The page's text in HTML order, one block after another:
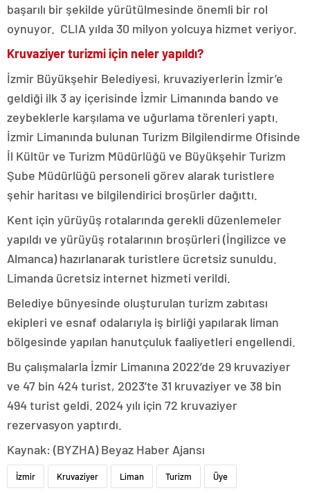
başarılı bir şekilde yürütülmesinde önemli bir rol
oynuyor. CLIA yılda 30 milyon yolcuya hizmet veriyor.
Kruvaziyer turizmi için neler yapıldı?
İzmir Büyükşehir Belediyesi, kruvaziyerlerin İzmir’e
geldiği ilk 3 ay içerisinde İzmir Limanında bando ve
zeybeklerle karşılama ve uğurlama törenleri yaptı.
İzmir Limanında bulunan Turizm Bilgilendirme Ofisinde
İl Kültür ve Turizm Müdürlüğü ve Büyükşehir Turizm
Şube Müdürlüğü personeli görev alarak turistlere
şehir haritası ve bilgilendirici broşürler dağıttı.
Kent için yürüyüş rotalarında gerekli düzenlemeler
yapıldı ve yürüyüş rotalarının broşürleri (İngilizce ve
Almanca) hazırlanarak turistlere ücretsiz sunuldu.
Limanda ücretsiz internet hizmeti verildi.
Belediye bünyesinde oluşturulan turizm zabıtası
ekipleri ve esnaf odalarıyla iş birliği yapılarak liman
bölgesinde yapılan hanutçuluk faaliyetleri engellendi.
Bu çalışmalarla İzmir Limanına 2022’de 29 kruvaziyer
ve 47 bin 424 turist, 2023’te 31 kruvaziyer ve 38 bin
494 turist geldi. 2024 yılı için 72 kruvaziyer
rezervasyon yaptırdı.
Kaynak: (BYZHA) Beyaz Haber Ajansı
İzmir Kruvaziyer Liman Turizm Üye